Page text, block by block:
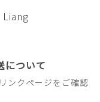
Liang
ついて
ンクページをご確認